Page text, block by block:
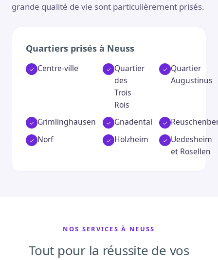
grande qualité de vie sont particulièrement prisés.
Quartiers prisés à Neuss
Centre-ville
Quartier
des
Trois
Rois
Quartier
Augustinus
Grimlinghausen Gnadental
Norf
Holzheim
Uedesheim
et Rosellen
NOS SERVICES À NEUSS
Tout pour la réussite de vos